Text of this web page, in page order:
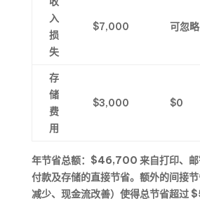
入
损
失
$7,000 可忽略
存
储
费
用
$3,000 $0
年节省总额： $46,700 来自打印、
付款及存储的直接节省。额外的间接
减少、现金流改善）使得总节省超过